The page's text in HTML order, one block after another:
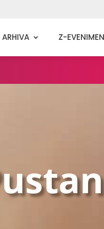
ARHIVA Z-